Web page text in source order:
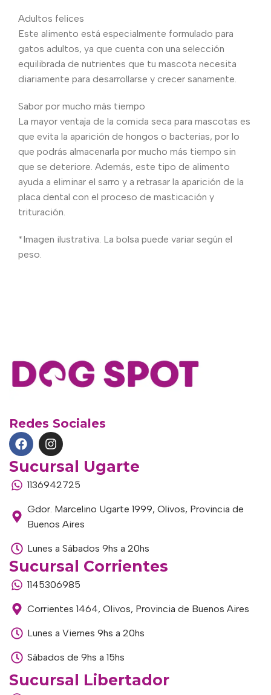
Adultos felices
Este alimento está especialmente formulado para
gatos adultos, ya que cuenta con una selección
equilibrada de nutrientes que tu mascota necesita
diariamente para desarrollarse y crecer sanamente.
Sabor por mucho más tiempo
La mayor ventaja de la comida seca para mascotas es
que evita la aparición de hongos o bacterias, por lo
que podrás almacenarla por mucho más tiempo sin
que se deteriore. Además, este tipo de alimento
ayuda a eliminar el sarro y a retrasar la aparición de la
placa dental con el proceso de masticación y
trituración.
*Imagen ilustrativa. La bolsa puede variar según el
peso.
Redes Sociales
Sucursal Ugarte
1136942725
Gdor. Marcelino Ugarte 1999, Olivos, Provincia de
Buenos Aires
Lunes a Sábados 9hs a 20hs
Sucursal Corrientes
1145306985
Corrientes 1464, Olivos, Provincia de Buenos Aires
Lunes a Viernes 9hs a 20hs
Sábados de 9hs a 15hs
Sucursal Libertador